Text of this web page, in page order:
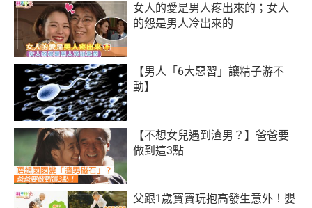
女人的愛是男人疼出來的；女人
的怨是男人冷出來的
【男人「6大惡習」讓精子游不
動】
【不想女兒遇到渣男？】爸爸要
做到這3點
父跟1歲寶寶玩抱高發生意外！嬰